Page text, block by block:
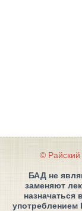
© Райский
БАД не
заменяют
назначаться
употреблением